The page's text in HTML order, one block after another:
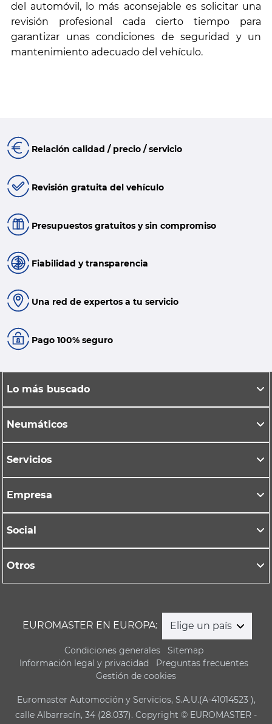
del automóvil, lo más aconsejable es solicitar una
revisión profesional cada cierto tiempo para
garantizar unas condiciones de seguridad y un
mantenimiento adecuado del vehículo.
Relación calidad / precio / servicio
Revisión gratuita del vehículo
Presupuestos gratuitos y sin compromiso
Fiabilidad y transparencia
Una red de expertos a tu servicio
Pago 100% seguro
Lo más buscado
Neumáticos
Servicios
Empresa
Social
Otros
EUROMASTER EN EUROPA: Elige un país
Condiciones generales
Sitemap
Información legal y privacidad
Preguntas frecuentes
Gestión de cookies
Euromaster Automoción y Servicios, S.A.U.(A-41014523 ),
calle Albarracín, 34 (28.037). Copyright © EUROMASTER -